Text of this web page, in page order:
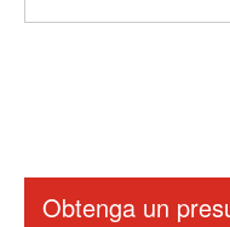
Obtenga un